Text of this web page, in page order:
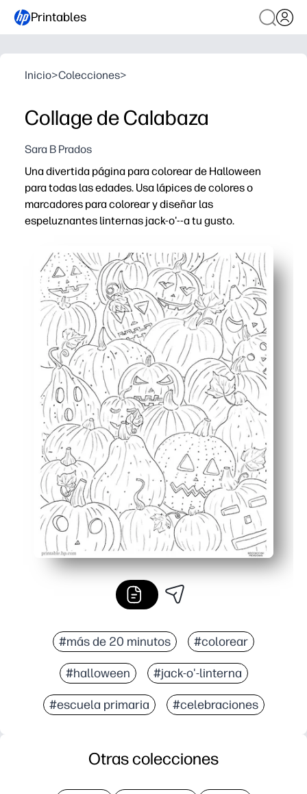
Printables
Inicio>Colecciones>
Collage de Calabaza
Sara B Prados
Una divertida página para colorear de Halloween
para todas las edades. Usa lápices de colores o
marcadores para colorear y diseñar las
espeluznantes linternas jack-o'--a tu gusto.
#más de 20 minutos #colorear
#halloween #jack-o'-linterna
#escuela primaria #celebraciones
Otras colecciones